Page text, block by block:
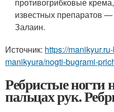
известных препаратов
Залаин.
Источник: https://
manikyura/nogti-bugrami-
Ребристые ногти
пальцах рук.